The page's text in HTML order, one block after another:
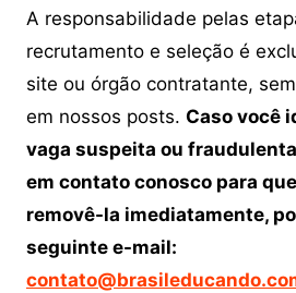
A responsabilidade pelas
recrutamento e seleção é
site ou órgão contratante,
em nossos posts. Caso você
vaga suspeita ou
em contato conosco para
removê-la imediatamente,
seguinte e-mail: